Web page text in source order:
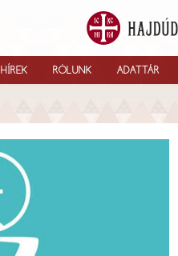
HÍREK RÓLUNK ADATTÁR